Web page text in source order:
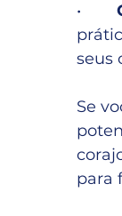
•
seus
Se
para